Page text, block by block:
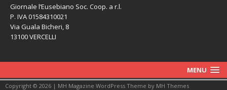
Giornale l’Eusebiano Soc. Coop. a r.l.
P. IVA 01584310021
Via Guala Bicheri, 8
13100 VERCELLI
MENU
Copyright © 2026 | MH Magazine WordPress Theme by MH Themes